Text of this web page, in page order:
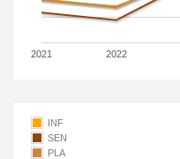
2021 2022
INF
SEN
PLA